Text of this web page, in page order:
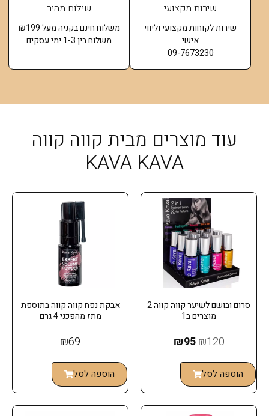
שירות מקצועי
שירות לקוחות מקצועי וליווי
אישי
09-7673230
שילוח מהיר
משלוח חינם בקניה מעל ₪199
משלוח בין 1-3 ימי עסקים
עוד מוצרים מבית קווה קווה
KAVA KAVA
סרום ובושם לשיער קווה קווה 2
מוצרים ב1
₪120
₪95
הוספה לסל
אבקת נפח קווה קווה בתוספת
מתז מהפכני 4 גרם
₪69
הוספה לסל